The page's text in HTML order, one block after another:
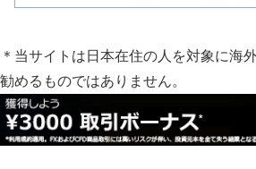
＊当サイトは日本在住の人を対象に海
勧めるものではありません。